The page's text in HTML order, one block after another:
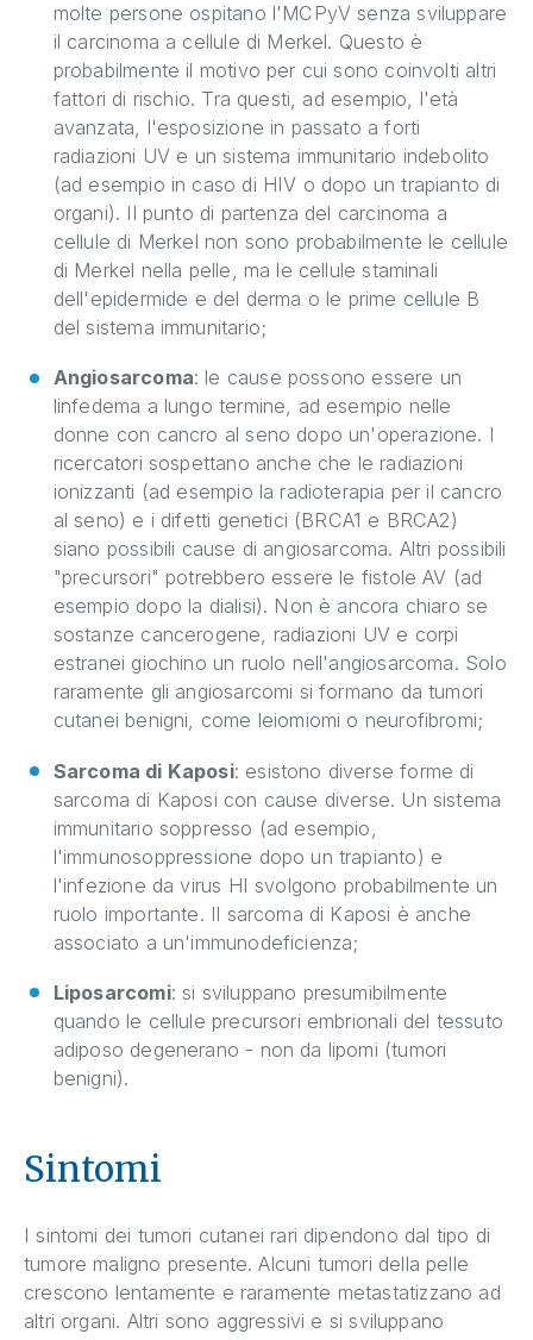
molte persone ospitano l'MCPyV senza sviluppare
il carcinoma a cellule di Merkel. Questo è
probabilmente il motivo per cui sono coinvolti altri
fattori di rischio. Tra questi, ad esempio, l'età
avanzata, l'esposizione in passato a forti
radiazioni UV e un sistema immunitario indebolito
(ad esempio in caso di HIV o dopo un trapianto di
organi). Il punto di partenza del carcinoma a
cellule di Merkel non sono probabilmente le cellule
di Merkel nella pelle, ma le cellule staminali
dell'epidermide e del derma o le prime cellule B
del sistema immunitario;
Angiosarcoma: le cause possono essere un
linfedema a lungo termine, ad esempio nelle
donne con cancro al seno dopo un'operazione. I
ricercatori sospettano anche che le radiazioni
ionizzanti (ad esempio la radioterapia per il cancro
al seno) e i difetti genetici (BRCA1 e BRCA2)
siano possibili cause di angiosarcoma. Altri possibili
"precursori" potrebbero essere le fistole AV (ad
esempio dopo la dialisi). Non è ancora chiaro se
sostanze cancerogene, radiazioni UV e corpi
estranei giochino un ruolo nell'angiosarcoma. Solo
raramente gli angiosarcomi si formano da tumori
cutanei benigni, come leiomiomi o neurofibromi;
Sarcoma di Kaposi: esistono diverse forme di
sarcoma di Kaposi con cause diverse. Un sistema
immunitario soppresso (ad esempio,
l'immunosoppressione dopo un trapianto) e
l'infezione da virus HI svolgono probabilmente un
ruolo importante. Il sarcoma di Kaposi è anche
associato a un'immunodeficienza;
Liposarcomi: si sviluppano presumibilmente
quando le cellule precursori embrionali del tessuto
adiposo degenerano - non da lipomi (tumori
benigni).
Sintomi
I sintomi dei tumori cutanei rari dipendono dal tipo di
tumore maligno presente. Alcuni tumori della pelle
crescono lentamente e raramente metastatizzano ad
altri organi. Altri sono aggressivi e si sviluppano